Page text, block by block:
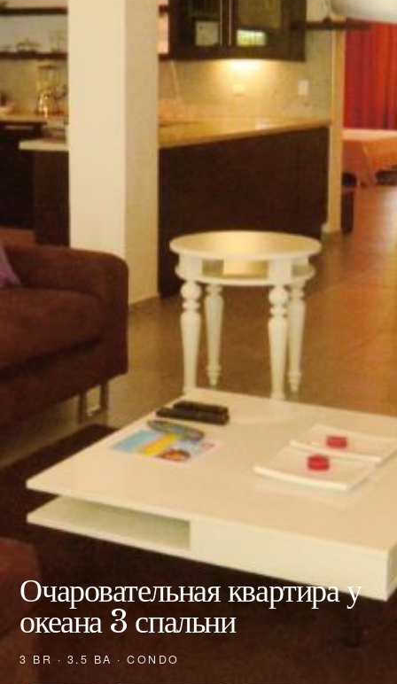
Очаровательная квартира у
океана 3 спальни
3 BR · 3.5 BA · CONDO